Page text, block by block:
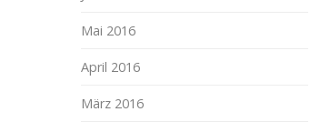
Mai 2016
April 2016
März 2016